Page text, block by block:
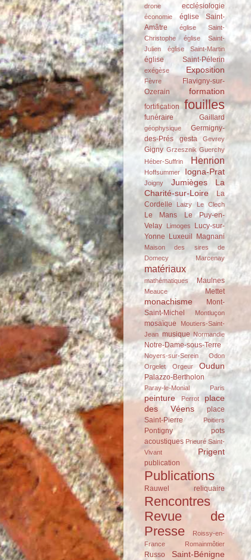
drone
ecclésiologie
économie
église Saint-
Amâtre
église Saint-
Christophe
église Saint-
Julien
église Saint-Martin
église Saint-Pélerin
exégèse Exposition
Fèvre
Flavigny-sur-
Ozerain
formation
fortification fouilles
funéraire Gaillard
géophysique
Germigny-
des-Prés
gesta Gevrey
Gigny Grzesznik Guerchy
Héber-Suffrin
Henrion
Hoffsummer Iogna-Prat
Joigny Jumièges
La
Charité-sur-Loire
La
Cordelle
Laizy Le Clech
Le Mans
Le Puy-en-
Velay
Limoges
Lucy-sur-
Yonne Luxeuil Magnani
Maison des sires de
Domecy
Marcenay
matériaux
mathématiques Maulnes
Meauce Mettet
monachisme
Mont-
Saint-Michel
Montluçon
mosaïque
Moutiers-Saint-
Jean musique Normandie
Notre-Dame-sous-Terre
Noyers-sur-Serein
Odon
Orgelet
Orgeur Oudun
Palazzo-Bertholon
Paray-le-Monial Paris
peinture Perrot
place
des Véens
place
Saint-Pierre
Poitiers
Pontigny
pots
acoustiques Prieuré Saint-
Vivant
Prigent
publication
Publications
Rauwel reliquaire
Rencontres
Revue de
Presse
Roissy-en-
France
Romainmôtier
Russo Saint-Bénigne